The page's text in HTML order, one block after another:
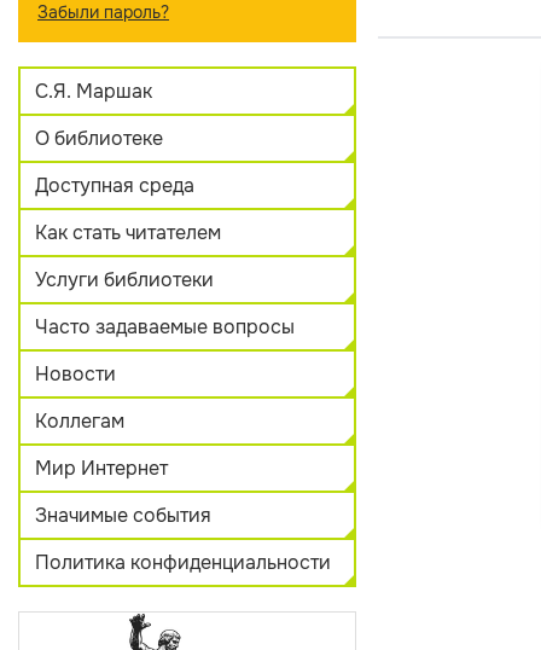
Забыли пароль?
С.Я. Маршак
О библиотеке
Доступная среда
Как стать читателем
Услуги библиотеки
Часто задаваемые вопросы
Новости
Коллегам
Мир Интернет
Значимые события
Политика конфиденциальности